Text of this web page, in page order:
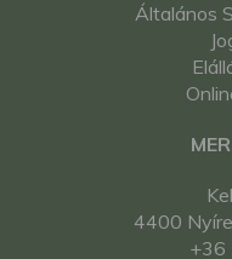
Általános
4400
+36